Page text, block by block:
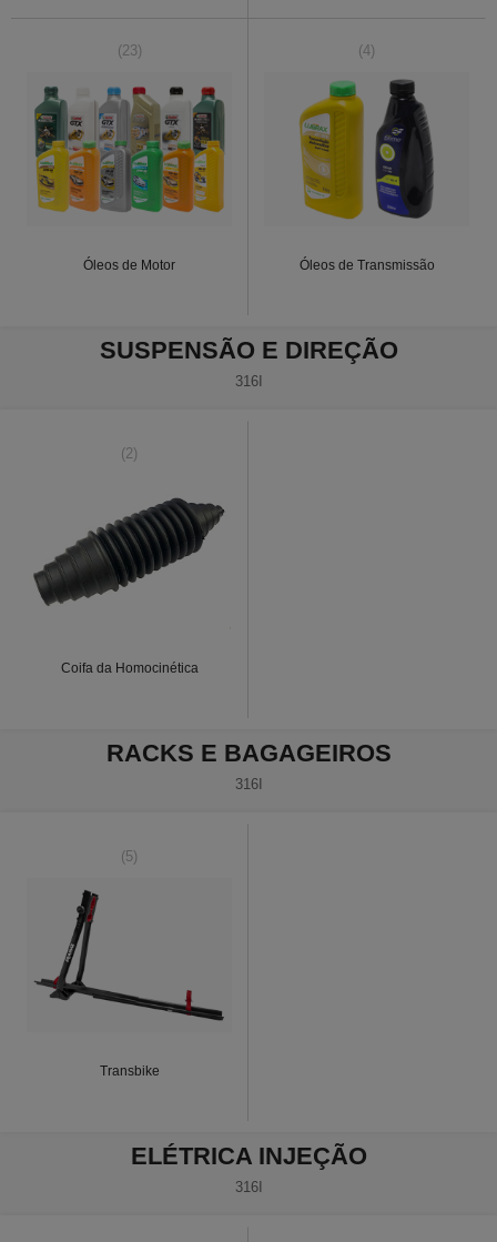
(23)
Óleos de Motor
(4)
Óleos de Transmissão
SUSPENSÃO E DIREÇÃO
316I
(2)
Coifa da Homocinética
RACKS E BAGAGEIROS
316I
(5)
Transbike
ELÉTRICA INJEÇÃO
316I